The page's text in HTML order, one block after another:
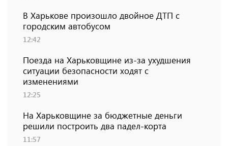
В Харькове произошло двойное ДТП с
городским автобусом
12:42
Поезда на Харьковщине из-за ухудшения
ситуации безопасности ходят с
изменениями
12:25
На Харьковщине за бюджетные деньги
решили построить два падел-корта
11:57